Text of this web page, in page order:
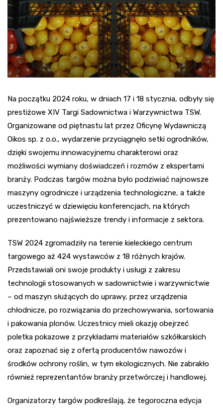
Na początku 2024 roku, w dniach 17 i 18 stycznia, odbyły się
prestiżowe XIV Targi Sadownictwa i Warzywnictwa TSW.
Organizowane od piętnastu lat przez Oficynę Wydawniczą
Oikos sp. z o.o., wydarzenie przyciągnęło setki ogrodników,
dzięki swojemu innowacyjnemu charakterowi oraz
możliwości wymiany doświadczeń i rozmów z ekspertami
branży. Podczas targów można było podziwiać najnowsze
maszyny ogrodnicze i urządzenia technologiczne, a także
uczestniczyć w dziewięciu konferencjach, na których
prezentowano najświeższe trendy i informacje z sektora.
TSW 2024 zgromadziły na terenie kieleckiego centrum
targowego aż 424 wystawców z 18 różnych krajów.
Przedstawiali oni swoje produkty i usługi z zakresu
technologii stosowanych w sadownictwie i warzywnictwie
– od maszyn służących do uprawy, przez urządzenia
chłodnicze, po rozwiązania do przechowywania, sortowania
i pakowania plonów. Uczestnicy mieli okazję obejrzeć
poletka pokazowe z przykładami materiałów szkółkarskich
oraz zapoznać się z ofertą producentów nawozów i
środków ochrony roślin, w tym ekologicznych. Nie zabrakło
również reprezentantów branży przetwórczej i handlowej.
Organizatorzy targów podkreślają, że tegoroczna edycja